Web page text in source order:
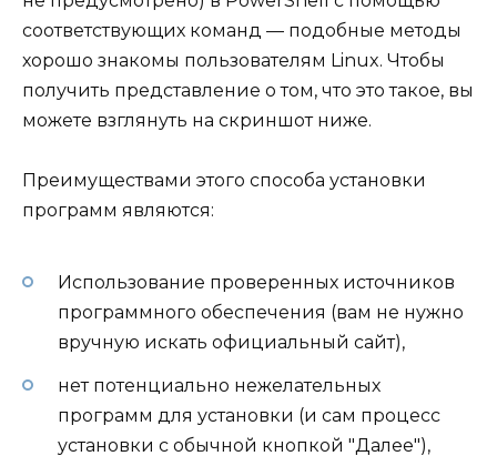
соответствующих команд — подобные методы
хорошо знакомы пользователям Linux. Чтобы
получить представление о том, что это такое, вы
можете взглянуть на скриншот ниже.
Преимуществами этого способа установки
программ являются:
Использование проверенных источников
программного обеспечения (вам не нужно
вручную искать официальный сайт),
нет потенциально нежелательных
программ для установки (и сам процесс
установки с обычной кнопкой "Далее"),